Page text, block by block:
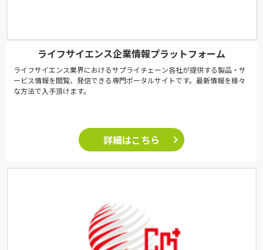
ライフサイエンス企業情報プラットフォーム
ライフサイエンス業界におけるサプライチェーン各社が提供する製品・サ
ービス情報を閲覧、発信できる専門ポータルサイトです。最新情報を様々
な方法で入手頂けます。
詳細はこちら